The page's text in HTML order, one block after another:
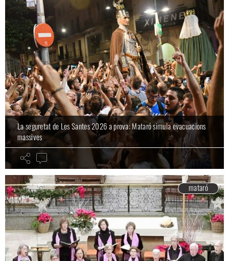
La seguretat de Les Santes 2026 a prova: Mataró simula evacuacions
massives
mataró